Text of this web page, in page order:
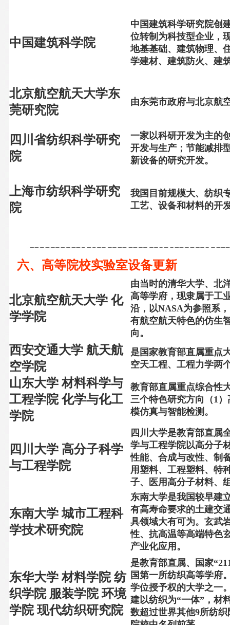
中国建筑科学院
中国建筑科学研究院创
位转制为科技型企业，
地基基础、建筑物理、
学建材、建筑防火、建
北京航空航天大学东
莞研究院
由东莞市政府与北京航
四川省纺织科学研究
院
一家以科研开发为主的
开发与生产；节能减排
新设备的研究开发。
上海市纺织科学研究
院
我国目前规模大、纺织
工艺、设备和材料的开
六、高等院校实验室设备更新
北京航空航天大学 化
学学院
由当时的清华大学、北
高等学府，现隶属于工
沿，以NASA为参照系
有航空航天特色的仿生
向。
西安交通大学 航天航
空学院
是国家教育部直属重点
空天工程、工程力学两
山东大学材料科学与
工程学院 化学与化工
学院
教育部直属重点综合性
三个特色研究方向（1
模仿真与智能检测。
四川大学 高分子科学
与工程学院
四川大学是教育部直属
学与工程学院以高分子
性能、合成与改性、制
用塑料、工程塑料、特
子、医用高分子材料、
东南大学 城市工程科
学技术研究院
东南大学是我国较早建
有高寿命要求的土建交
具领域大有可为。玄武
性、抗高温等高端特色
产业化应用。
东华大学 材料学院 纺
织学院 服装学院 环境
学院 现代纺织研究院
是教育部直属、国家
国第一所纺织高等学府
学位授予权的大学之一
建以纺织为“一体”，材
数超过世界其他9所纺